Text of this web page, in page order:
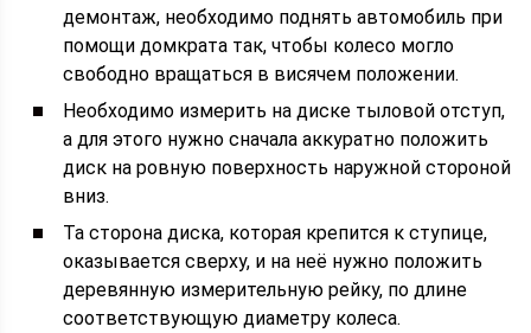
демонтаж, необходимо поднять автомобиль при
помощи домкрата так, чтобы колесо могло
свободно вращаться в висячем положении.
Необходимо измерить на диске тыловой отступ,
а для этого нужно сначала аккуратно положить
диск на ровную поверхность наружной стороной
вниз.
Та сторона диска, которая крепится к ступице,
оказывается сверху, и на неё нужно положить
деревянную измерительную рейку, по длине
соответствующую диаметру колеса.